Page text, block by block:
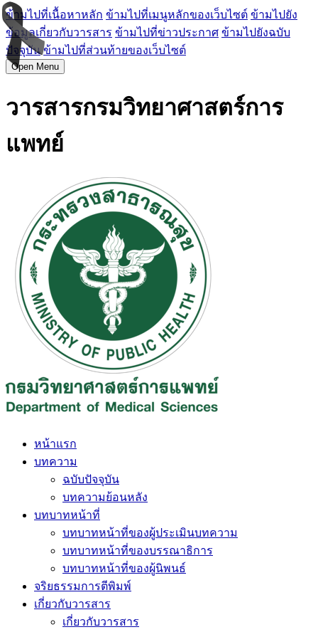
ข้ามไปที่เนื้อหาหลัก ข้ามไปที่เมนูหลักของเว็บไซต์ ข้ามไปยัง
ข้อมูลเกี่ยวกับวารสาร ข้ามไปที่ข่าวประกาศ ข้ามไปยังฉบับ
ปัจจุบัน ข้ามไปที่ส่วนท้ายของเว็บไซต์
Open Menu
วารสารกรมวิทยาศาสตร์การ
แพทย์
หน้าแรก
บทความ
ฉบับปัจจุบัน
บทความย้อนหลัง
บทบาทหน้าที่
บทบาทหน้าที่ของผู้ประเมินบทความ
บทบาทหน้าที่ของบรรณาธิการ
บทบาทหน้าที่ของผู้นิพนธ์
จริยธรรมการตีพิมพ์
เกี่ยวกับวารสาร
เกี่ยวกับวารสาร